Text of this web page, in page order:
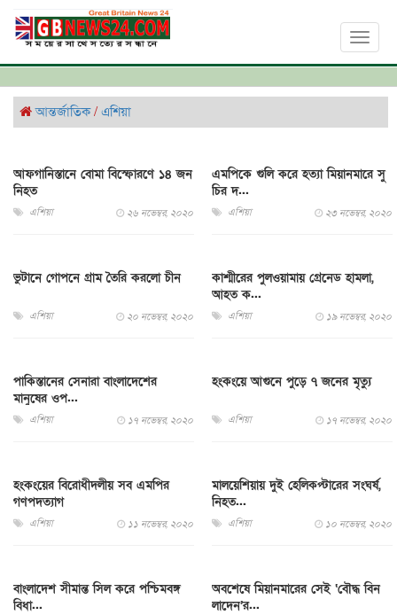
Toggle
আন্তর্জাতিক/ এশিয়া
আফগানিস্তানে বোমা বিস্ফোরণে ১৪ জন
নিহত
এশিয়া ২৬ নভেম্বর, ২০২০
এমপিকে গুলি করে হত্যা মিয়ানমারে সু
চির দ...
এশিয়া ২৩ নভেম্বর, ২০২০
ভুটানে গোপনে গ্রাম তৈরি করলো চীন
এশিয়া ২০ নভেম্বর, ২০২০
কাশ্মীরের পুলওয়ামায় গ্রেনেড হামলা,
আহত ক...
এশিয়া ১৯ নভেম্বর, ২০২০
পাকিস্তানের সেনারা বাংলাদেশের
মানুষের ওপ...
এশিয়া ১৭ নভেম্বর, ২০২০
হংকংয়ে আগুনে পুড়ে ৭ জনের মৃত্যু
এশিয়া ১৭ নভেম্বর, ২০২০
হংকংয়ের বিরোধীদলীয় সব এমপির
গণপদত্যাগ
এশিয়া ১১ নভেম্বর, ২০২০
মালয়েশিয়ায় দুই হেলিকপ্টারের সংঘর্ষ,
নিহত...
এশিয়া ১০ নভেম্বর, ২০২০
বাংলাদেশ সীমান্ত সিল করে পশ্চিমবঙ্গ
বিধা...
অবশেষে মিয়ানমারের সেই ‘বৌদ্ধ বিন
লাদেন’র...